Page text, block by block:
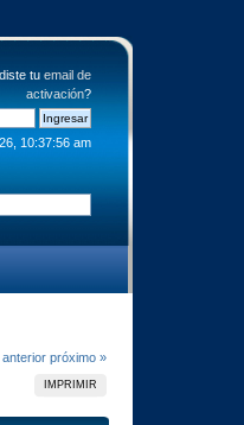
tu email de
activación?
10:37:56 am
anterior próximo »
IMPRIMIR